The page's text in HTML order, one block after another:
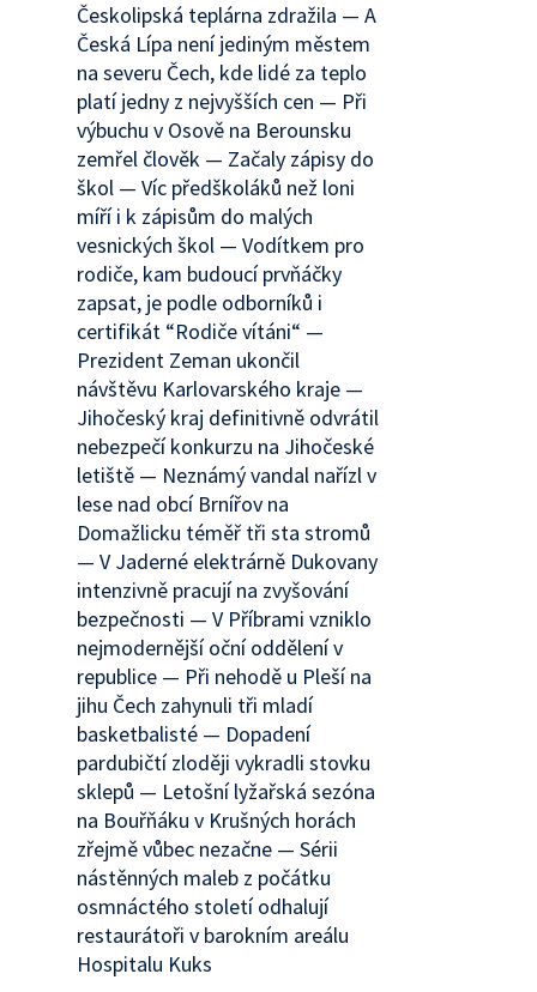
Českolipská teplárna zdražila — A
Česká Lípa není jediným městem
na severu Čech, kde lidé za teplo
platí jedny z nejvyšších cen — Při
výbuchu v Osově na Berounsku
zemřel člověk — Začaly zápisy do
škol — Víc předškoláků než loni
míří i k zápisům do malých
vesnických škol — Vodítkem pro
rodiče, kam budoucí prvňáčky
zapsat, je podle odborníků i
certifikát “Rodiče vítáni“ —
Prezident Zeman ukončil
návštěvu Karlovarského kraje —
Jihočeský kraj definitivně odvrátil
nebezpečí konkurzu na Jihočeské
letiště — Neznámý vandal nařízl v
lese nad obcí Brnířov na
Domažlicku téměř tři sta stromů
— V Jaderné elektrárně Dukovany
intenzivně pracují na zvyšování
bezpečnosti — V Příbrami vzniklo
nejmodernější oční oddělení v
republice — Při nehodě u Pleší na
jihu Čech zahynuli tři mladí
basketbalisté — Dopadení
pardubičtí zloději vykradli stovku
sklepů — Letošní lyžařská sezóna
na Bouřňáku v Krušných horách
zřejmě vůbec nezačne — Sérii
nástěnných maleb z počátku
osmnáctého století odhalují
restaurátoři v barokním areálu
Hospitalu Kuks